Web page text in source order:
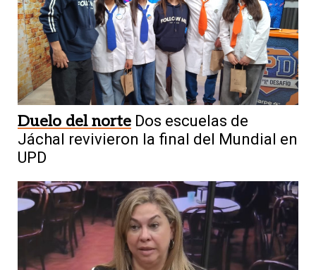
Duelo del norte Dos escuelas de
Jáchal revivieron la final del Mundial en
UPD